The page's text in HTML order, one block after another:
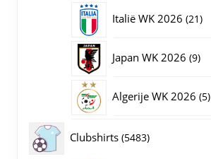
Italië WK 2026 2121
Japan WK 2026 99
Algerije WK 2026 55
Clubshirts 54835483